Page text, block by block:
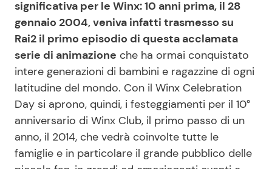
significativa per le Winx: 10 anni prima, il 28
gennaio 2004, veniva infatti trasmesso su
Rai2 il primo episodio di questa acclamata
serie di animazione che ha ormai conquistato
intere generazioni di bambini e ragazzine di ogni
latitudine del mondo. Con il Winx Celebration
Day si aprono, quindi, i festeggiamenti per il 10°
anniversario di Winx Club, il primo passo di un
anno, il 2014, che vedrà coinvolte tutte le
famiglie e in particolare il grande pubblico delle